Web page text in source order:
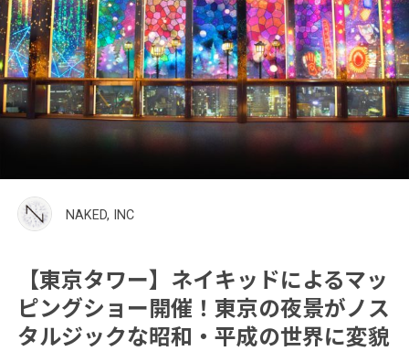
NAKED, INC
【東京タワー】ネイキッドによるマッ
ピングショー開催！東京の夜景がノス
タルジックな昭和・平成の世界に変貌